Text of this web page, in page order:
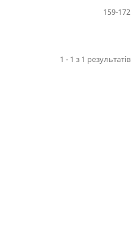
159-172
1 - 1 з 1 результатів